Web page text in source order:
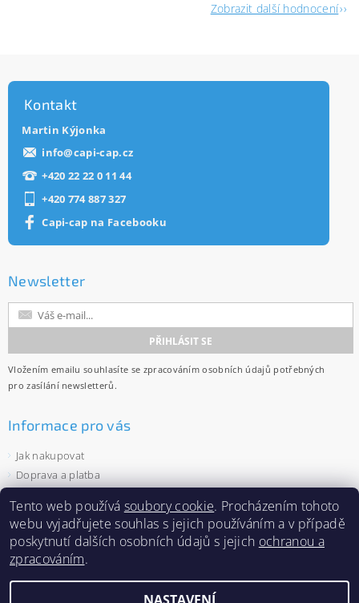
Zobrazit další hodnocení
Kontakt
Martin Kýjonka
info@capi-cap.cz
+420 22 22 0 11 44
+420 774 887 327
Capi-cap na Facebooku
Newsletter
Vložením emailu souhlasíte se zpracováním osobních údajů potřebných
pro zasílání newsletterů.
Informace pro vás
Jak nakupovat
Doprava a platba
Ochrana osobních údajů
Velkoobchod
Zásady používání souborů cookies
Tento web používá soubory cookie. Procházením tohoto
webu vyjadřujete souhlas s jejich používáním a v případě
poskytnutí dalších osobních údajů s jejich ochranou a
zpracováním.